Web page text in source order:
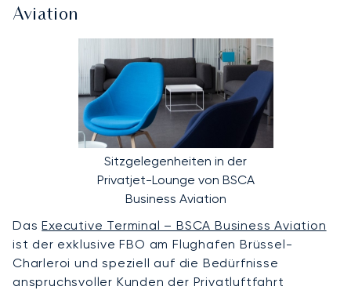
Aviation
Sitzgelegenheiten in der
Privatjet-Lounge von BSCA
Business Aviation
DasExecutive Terminal – BSCA Business Aviation
ist der exklusive FBO am Flughafen Brüssel-
Charleroi und speziell auf die Bedürfnisse
anspruchsvoller Kunden der Privatluftfahrt